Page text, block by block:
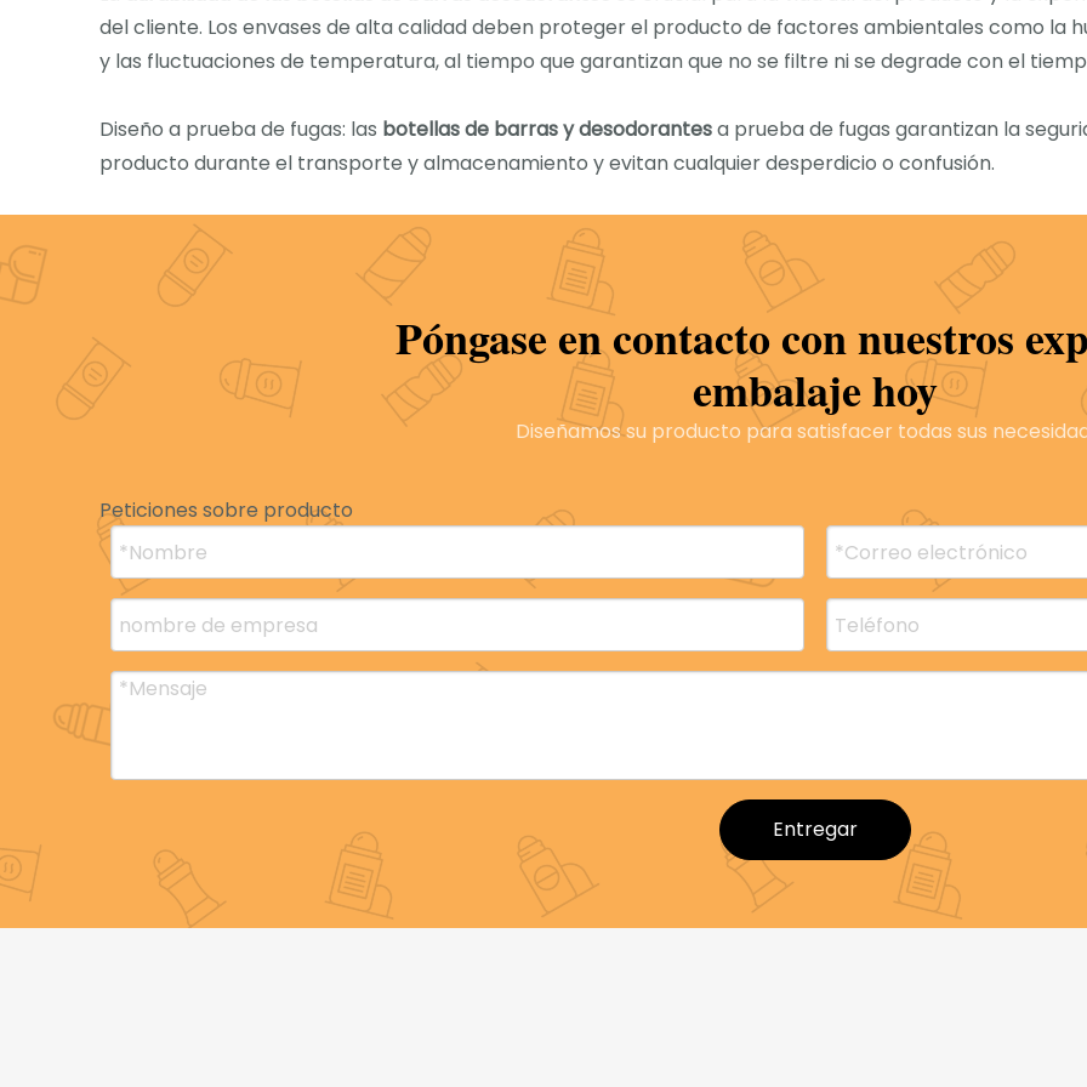
del cliente. Los envases de alta calidad deben proteger el producto de factores ambientales como la
y las fluctuaciones de temperatura, al tiempo que garantizan que no se filtre ni se degrade con el
Diseño a prueba de fugas: las botellas de barras y desodorantesa prueba de fugas garantizan la
producto durante el transporte y almacenamiento y evitan cualquier desperdicio o confusión.
Material resistente al impacto: las botellas robustas y duraderas pueden soportar caídas o impactos sin
romperse o agrietarse, manteniendo la integridad del producto interno.
En beyaqi, utilizamos materiales de alta calidad, como plásticos, plásticos laminados y opciones
para crear
botellas de barras de desodorante
con durabilidad y protección contra fugas. Esto
producto sea seguro y confiable para los clientes.
por qué la sostenibilidad es la clave de las botellas modernas de barras desodorantes?
La sostenibilidad es un factor importante en las marcas actuales de belleza y cuidado personal. Con el
de la demanda de envases ecológicos, la selección de materiales adecuados para botellas de barras
desodoranteses crucial para reducir la huella de carbono de la marca y atraer a consumidores
medio ambiente.
Materiales sostenibles: buscar opciones de embalaje hechas de materiales reciclables, como plásticos
botellas de desodorante sosteniblespueden
huella ambiental reducida, haciendo que sus líneas de productos sean más atractivas para
conscientes del medio ambiente.
El beyaqi ofrece una variedad de opciones de embalaje respetuosas con el medio ambiente para
Póngase en contacto con nuestros
embalaje hoy
Diseñamos su producto para satisfacer todas sus
Peticiones sobre producto
Entregar